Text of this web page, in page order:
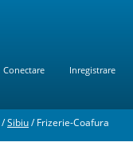
Conectare Inregistrare
/Sibiu/Frizerie-Coafura